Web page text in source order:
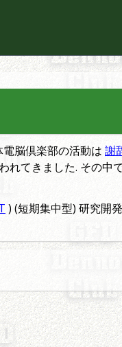
脳倶楽部の活動は 謝
てきました. その中
) (短期集中型) 研究開